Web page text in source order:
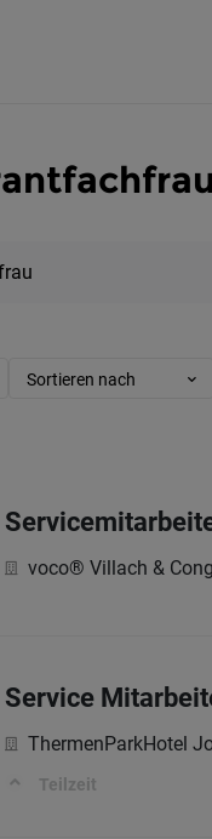
Sortieren nach
voco® Villach &
Service
ThermenParkHotel
Teilzeit